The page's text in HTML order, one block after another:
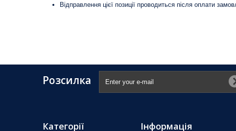
Відправлення цієї позиції проводиться після оплати
Розсилка
Категорії Інформація